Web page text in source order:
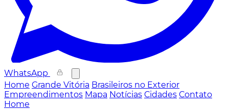
WhatsApp
Home Grande Vitória Brasileiros no Exterior
Empreendimentos Mapa Notícias Cidades Contato
Home